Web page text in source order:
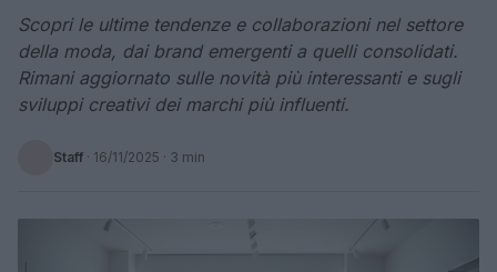
Scopri le ultime tendenze e collaborazioni nel settore
della moda, dai brand emergenti a quelli consolidati.
Rimani aggiornato sulle novità più interessanti e sugli
sviluppi creativi dei marchi più influenti.
Staff · 16/11/2025 · 3 min